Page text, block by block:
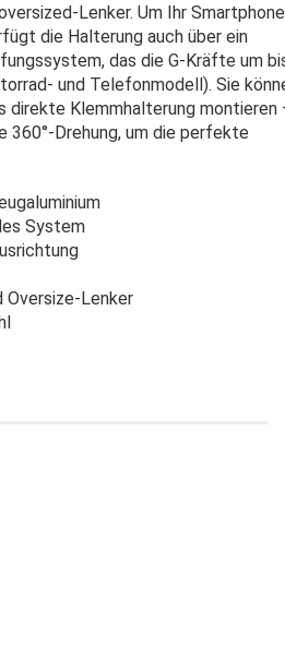
Lenker. Um Ihr Smartphone
die Halterung auch über ein
das die G-Kräfte um
und Telefonmodell). Sie
direkte Klemmhalterung montieren
360°-Drehung, um die perfekte
System
Oversize-Lenker